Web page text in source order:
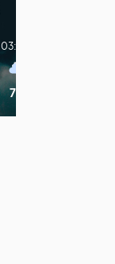
03:00
7°